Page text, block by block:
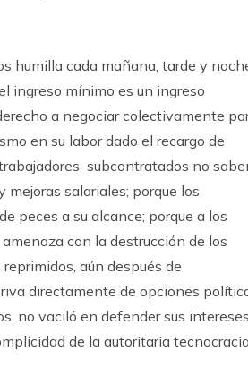
humilla cada mañana, tarde y
ingreso mínimo es un ingreso
a negociar colectivamente
en su labor dado el recargo de
subcontratados no
salariales; porque los
peces a su alcance; porque a los
con la destrucción de los
aún después de
directamente de opciones
no vaciló en defender sus intereses
de la autoritaria